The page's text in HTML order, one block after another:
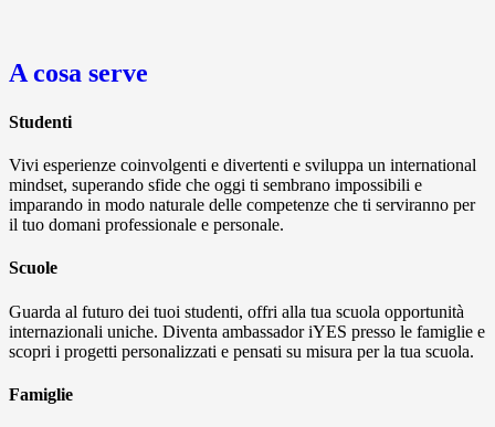
A cosa serve
Studenti
Vivi esperienze coinvolgenti e divertenti e sviluppa un international
mindset, superando sfide che oggi ti sembrano impossibili e
imparando in modo naturale delle competenze che ti serviranno per
il tuo domani professionale e personale.
Scuole
Guarda al futuro dei tuoi studenti, offri alla tua scuola opportunità
internazionali uniche. Diventa ambassador iYES presso le famiglie e
scopri i progetti personalizzati e pensati su misura per la tua scuola.
Famiglie